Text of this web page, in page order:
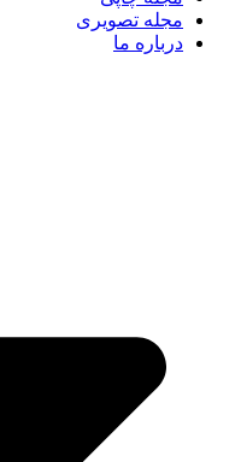
مجله تصویری
درباره ما